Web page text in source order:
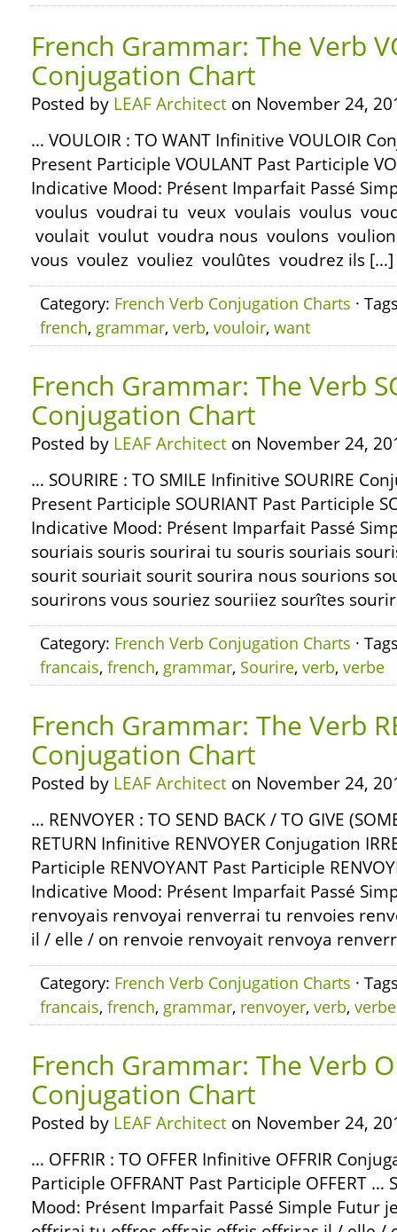
French Grammar: The Verb
Conjugation Chart
Posted by LEAF Architect on November 24,
… VOULOIR : TO WANT Infinitive VOULOIR
Present Participle VOULANT Past Participle
Indicative Mood: Présent Imparfait Passé
voulus voudrai tu veux voulais voulus
voulait voulut voudra nous voulons
vous voulez vouliez voulûtes voudrez ils […]
Category: French Verb Conjugation Charts ·
french, grammar, verb, vouloir, want
French Grammar: The Verb
Conjugation Chart
Posted by LEAF Architect on November 24,
… SOURIRE : TO SMILE Infinitive SOURIRE
Present Participle SOURIANT Past Participle
Indicative Mood: Présent Imparfait Passé
souriais souris sourirai tu souris souriais
sourit souriait sourit sourira nous sourions
sourirons vous souriez souriiez sourîtes
Category: French Verb Conjugation Charts ·
francais, french, grammar, Sourire, verb, verbe
French Grammar: The Verb
Conjugation Chart
Posted by LEAF Architect on November 24,
… RENVOYER : TO SEND BACK / TO GIVE
RETURN Infinitive RENVOYER Conjugation
Participle RENVOYANT Past Participle
Indicative Mood: Présent Imparfait Passé
renvoyais renvoyai renverrai tu renvoies
il / elle / on renvoie renvoyait renvoya
Category: French Verb Conjugation Charts ·
francais, french, grammar, renvoyer, verb, verbe
French Grammar: The Verb
Conjugation Chart
Posted by LEAF Architect on November 24,
… OFFRIR : TO OFFER Infinitive OFFRIR
Participle OFFRANT Past Participle OFFERT
Mood: Présent Imparfait Passé Simple Futur